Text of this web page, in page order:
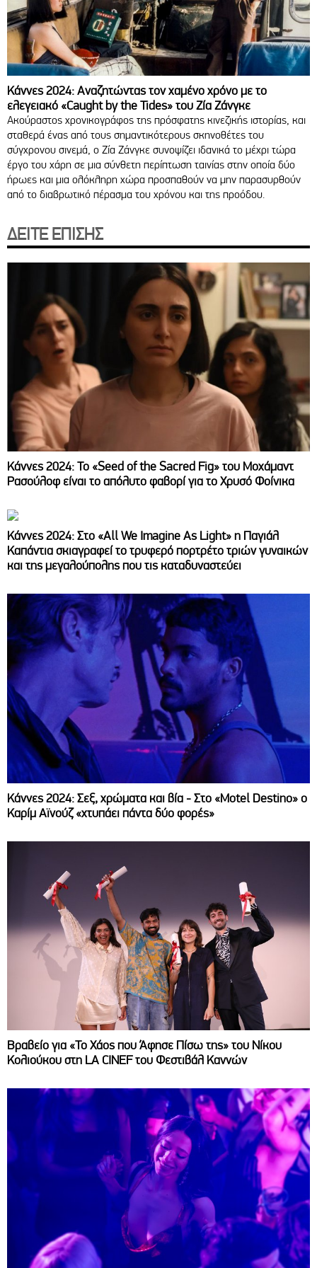
Κάννες 2024: Αναζητώντας τον χαμένο χρόνο με το
ελεγειακό «Caught by the Tides» του Ζία Ζάνγκε
Ακούραστος χρονικογράφος της πρόσφατης κινεζικής ιστορίας, και
σταθερά ένας από τους σημαντικότερους σκηνοθέτες του
σύγχρονου σινεμά, ο Ζία Ζάνγκε συνοψίζει ιδανικά το μέχρι τώρα
έργο του χάρη σε μια σύνθετη περίπτωση ταινίας στην οποία δύο
ήρωες και μια ολόκληρη χώρα προσπαθούν να μην παρασυρθούν
από το διαβρωτικό πέρασμα του χρόνου και της προόδου.
ΔΕΙΤΕ ΕΠΙΣΗΣ
Κάννες 2024: Το «Seed of the Sacred Fig» του Μοχάμαντ
Ρασούλοφ είναι το απόλυτο φαβορί για το Χρυσό Φοίνικα
Κάννες 2024: Στο «All We Imagine As Light» η Παγιάλ
Καπάντια σκιαγραφεί το τρυφερό πορτρέτο τριών γυναικών
και της μεγαλούπολης που τις καταδυναστεύει
Κάννες 2024: Σεξ, χρώματα και βία - Στο «Motel Destino» ο
Καρίμ Αϊνούζ «χτυπάει πάντα δύο φορές»
Βραβείο για «Το Χάος που Άφησε Πίσω της» του Νίκου
Κολιούκου στη LA CINEF του Φεστιβάλ Καννών